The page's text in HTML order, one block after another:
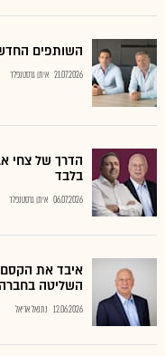
השותפים
21.07.2026 איתן גרסטנפלד
הדרך של צחי
בלבד
06.07.2026 איתן גרסטנפלד
איבד את הקסם
השליטה
12.06.2026 נתנאל אריאל